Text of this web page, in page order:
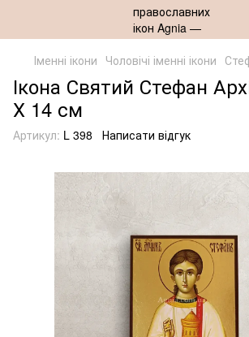
Іменні ікони Чоловічі іменні ікони
Ікона Святий Стефан
Х 14 см
Артикул: L 398 Написати відгук